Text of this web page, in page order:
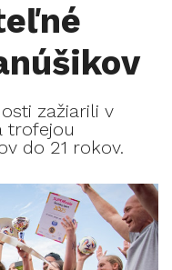
zažiarili v
trofejou
do 21 rokov.